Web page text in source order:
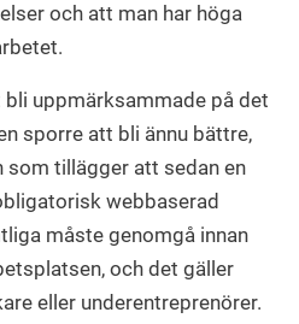
och att man har höga
bli uppmärksammade på det
sporre att bli ännu bättre,
som tillägger att sedan en
webbaserad
måste genomgå innan
och det gäller
eller underentreprenörer.